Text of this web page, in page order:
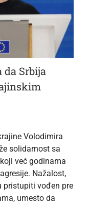
da Srbija
Volodimira
solidarnost sa
već godinama
Nažalost,
pristupiti vođen pre
umesto da